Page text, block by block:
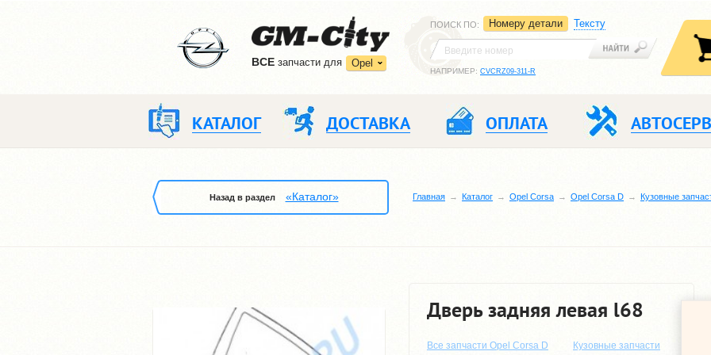
ВCE запчасти для Opel
ПОИСК ПО: Номеру детали Тексту
НАПРИМЕР: CVCRZ09-311-R
КАТАЛОГ ДОСТАВКА ОПЛАТА
Назад в раздел «Каталог» Главная Каталог Opel Corsa Opel Corsa D Кузовные
Дверь задняя левая l68
Все запчасти Opel Corsa D Кузовные запчасти